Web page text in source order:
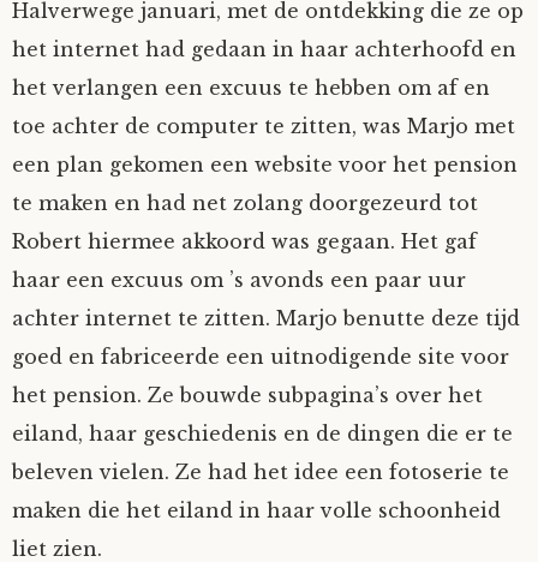
Halverwege januari, met de ontdekking die ze op
het internet had gedaan in haar achterhoofd en
het verlangen een excuus te hebben om af en
toe achter de computer te zitten, was Marjo met
een plan gekomen een website voor het pension
te maken en had net zolang doorgezeurd tot
Robert hiermee akkoord was gegaan. Het gaf
haar een excuus om ’s avonds een paar uur
achter internet te zitten. Marjo benutte deze tijd
goed en fabriceerde een uitnodigende site voor
het pension. Ze bouwde subpagina’s over het
eiland, haar geschiedenis en de dingen die er te
beleven vielen. Ze had het idee een fotoserie te
maken die het eiland in haar volle schoonheid
liet zien.